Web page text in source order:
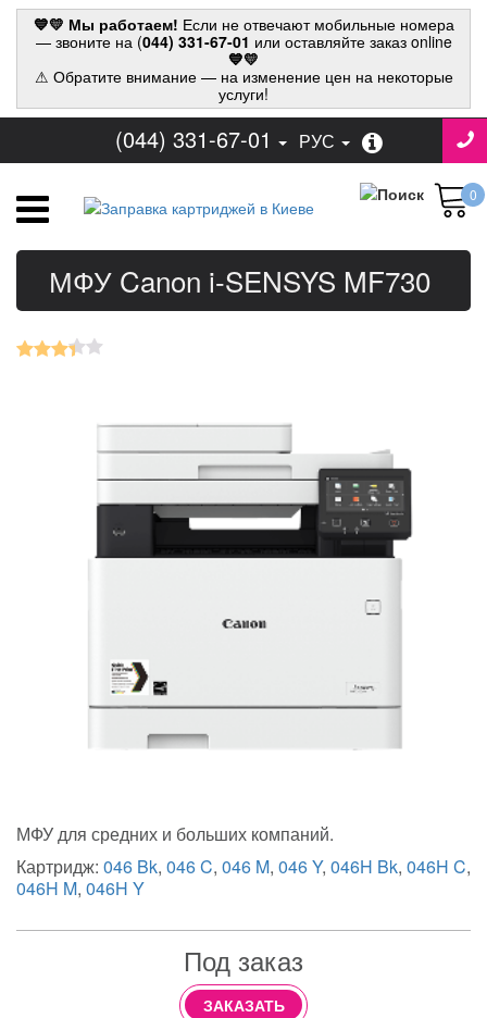
💙💛 Мы работаем! Если не отвечают мобильные номера
— звоните на (044) 331-67-01 или оставляйте заказ online
💙💛
⚠ Обратите внимание — на изменение цен на некоторые
услуги!
(044) 331-67-01 РУС
0
МФУ Canon i-SENSYS MF730
МФУ для средних и больших компаний.
Картридж: 046 Bk, 046 C, 046 M, 046 Y, 046H Bk, 046H C,
046H M, 046H Y
Под заказ
ЗАКАЗАТЬ